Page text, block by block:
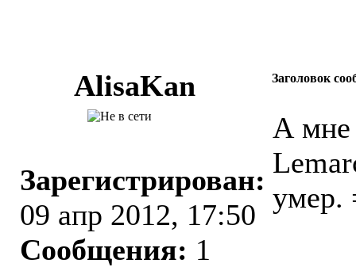
AlisaKan Заголовок
Зарегистрирован:
09 апр 2012, 17:50
Сообщения: 1
А мне
умер.